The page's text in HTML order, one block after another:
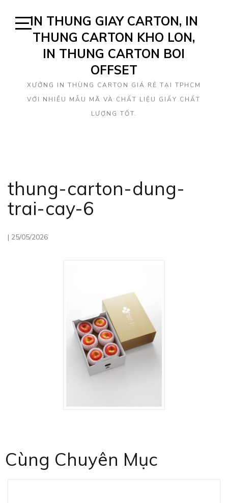
Open
Sidebar
IN THUNG GIAY CARTON, IN
THUNG CARTON KHO LON,
IN THUNG CARTON BOI
OFFSET
XƯỞNG IN THÙNG CARTON GIÁ RẺ TẠI TPHCM
VỚI NHIỀU MẪU MÃ VÀ CHẤT LIỆU GIẤY CHẤT
LƯỢNG TỐT.
thung-carton-dung-
trai-cay-6
| 25/05/2026
Cùng Chuyên Mục